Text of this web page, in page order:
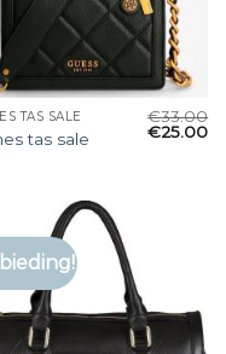
TAS SALE
tas sale
€33.00
€25.00